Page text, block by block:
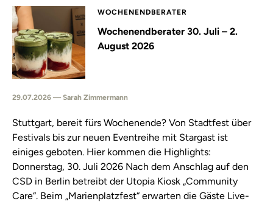
WOCHENENDBERATER
Wochenendberater 30. Juli – 2.
August 2026
29.07.2026 — Sarah Zimmermann
Stuttgart, bereit fürs Wochenende? Von Stadtfest über
Festivals bis zur neuen Eventreihe mit Stargast ist
einiges geboten. Hier kommen die Highlights:
Donnerstag, 30. Juli 2026 Nach dem Anschlag auf den
CSD in Berlin betreibt der Utopia Kiosk „Community
Care“. Beim „Marienplatzfest“ erwarten die Gäste Live-